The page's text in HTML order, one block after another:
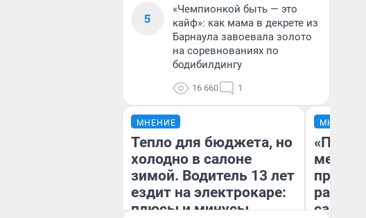
5
«Чемпионкой быть — это
кайф»: как мама в декрете из
Барнаула завоевала золото
на соревнованиях по
бодибилдингу
16 660 1
МНЕНИЕ
Тепло для бюджета, но
холодно в салоне
зимой. Водитель 13 лет
ездит на электрокаре:
плюсы и минусы
МНЕНИЕ
самом